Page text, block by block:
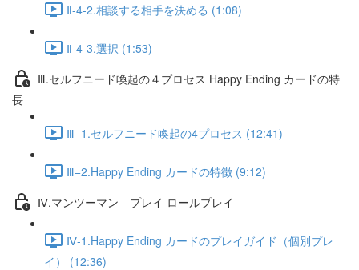
Ⅱ-4-2.相談する相手を決める (1:08)
Ⅱ-4-3.選択 (1:53)
Ⅲ.セルフニード喚起の４プロセス Happy Ending カードの特
長
Ⅲ−1.セルフニード喚起の4プロセス (12:41)
Ⅲ−2.Happy Ending カードの特徴 (9:12)
Ⅳ.マンツーマン プレイ ロールプレイ
Ⅳ-1.Happy Ending カードのプレイガイド（個別プレ
イ） (12:36)